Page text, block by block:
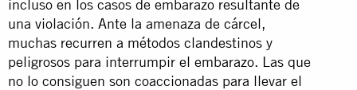
incluso en los casos de embarazo resultante de
una violación. Ante la amenaza de cárcel,
muchas recurren a métodos clandestinos y
peligrosos para interrumpir el embarazo. Las que
no lo consiguen son coaccionadas para llevar el